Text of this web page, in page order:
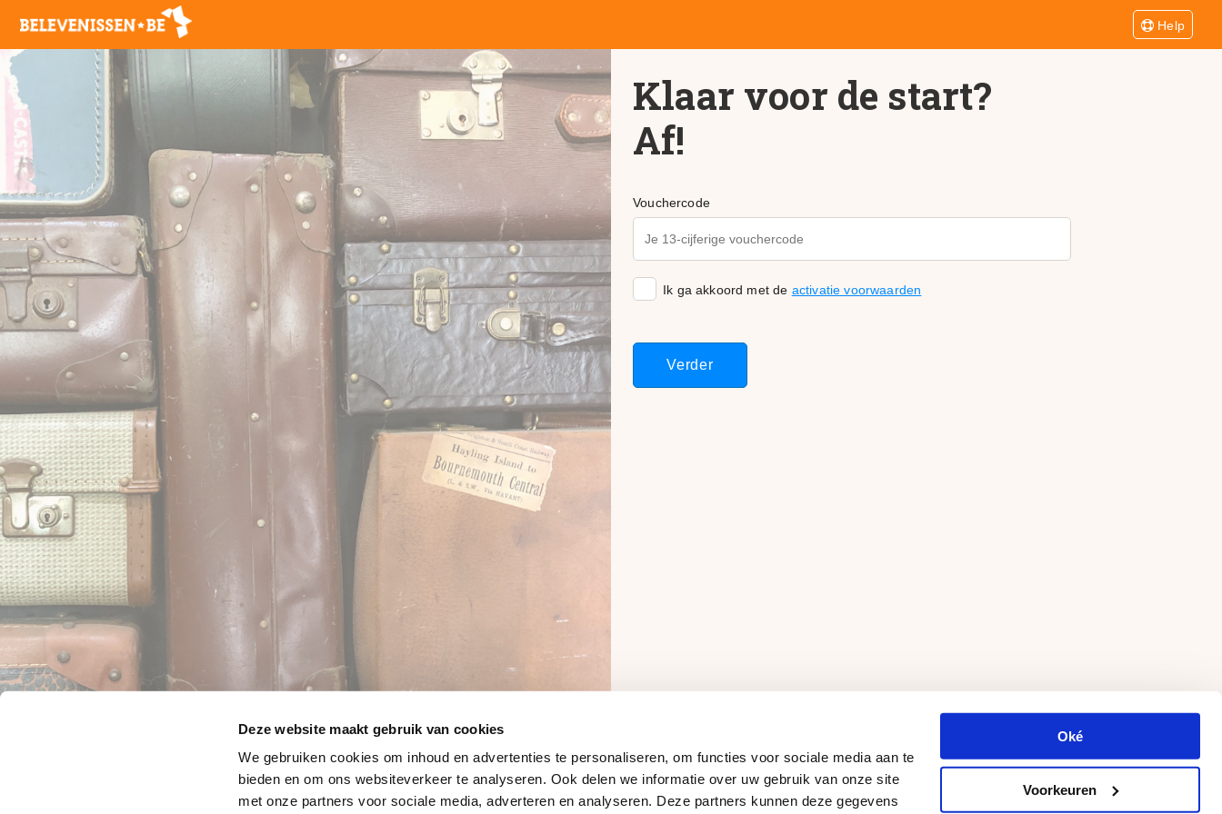
Deze website maakt gebruik van cookies
We gebruiken cookies om inhoud en advertenties te personaliseren, om functies voor sociale media aan te
bieden en om ons websiteverkeer te analyseren. Ook delen we informatie over uw gebruik van onze site
met onze partners voor sociale media, adverteren en analyseren. Deze partners kunnen deze gegevens
Oké
Voorkeuren
Help
Klaar voor de start?
Af!
Vouchercode
Ik ga akkoord met de activatie voorwaarden
Verder